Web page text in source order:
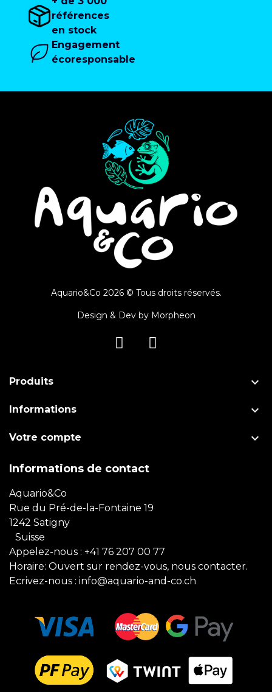
références
en stock
Engagement
écoresponsable
Aquario&Co 2026 © Tous droits réservés.
Design & Dev by Morpheon
Produits 
Informations 
Votre compte 
Informations de contact
Aquario&Co
Rue du Pré-de-la-Fontaine 19
1242 Satigny
Suisse
Appelez-nous : +41 76 207 00 77
Horaire: Ouvert sur rendez-vous, nous contacter.
Ecrivez-nous : info@aquario-and-co.ch